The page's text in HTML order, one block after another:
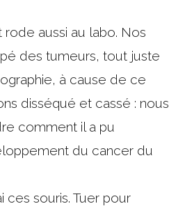
rode aussi au labo. Nos
des tumeurs, tout juste
à cause de ce
disséqué et cassé : nous
comment il a pu
du cancer du
ces souris. Tuer pour